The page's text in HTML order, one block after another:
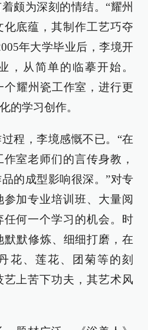
颇为深刻的情结。“耀州
底蕴，其制作工艺巧夺
年大学毕业后，李境开
，从简单的临摹开始。
个耀州瓷工作室，进行更
的学习创作。
程，李境感慨不已。“在
室老师们的言传身教，
的成型影响很深。”对专
加专业培训班、大量阅
何一个学习的机会。时
默默修炼、细细打磨，在
花、莲花、团菊等的刻
上苦下功夫，其艺术风